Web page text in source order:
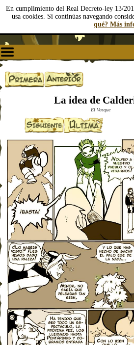
En cumplimiento del Real Decreto-ley 13/
usa cookies. Si continúas navegando
qué? Más
La idea de
El Vosque